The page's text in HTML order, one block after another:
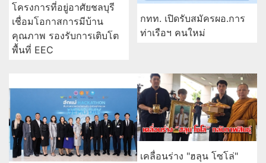
โครงการที่อยู่อาศัยชลบุรี
เชื่อมโอกาสการมีบ้าน
คุณภาพ รองรับการเติบโต
พื้นที่ EEC
กทท. เปิดรับสมัครผอ.การ
ท่าเรือฯ คนใหม่
เคลื่อนร่าง "ฮลุน โซโล่"